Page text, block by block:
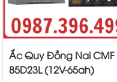
Ắc Quy Đồng Nai CMF
85D23L (12V-65ah)